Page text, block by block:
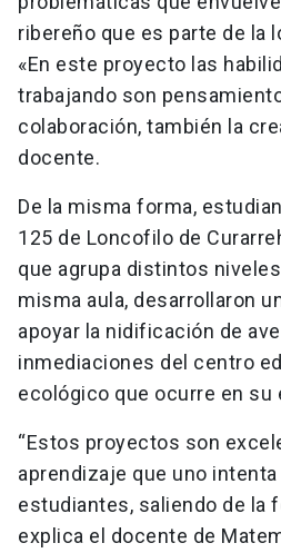
ribereño que es parte de la
«En este proyecto las
trabajando son
colaboración, también la
docente.
De la misma forma,
125 de Loncofilo de
que agrupa distintos
misma aula, desarrollaron
apoyar la nidificación de
inmediaciones del centro
ecológico que ocurre en su
“Estos proyectos son
aprendizaje que uno
estudiantes, saliendo de la
explica el docente de